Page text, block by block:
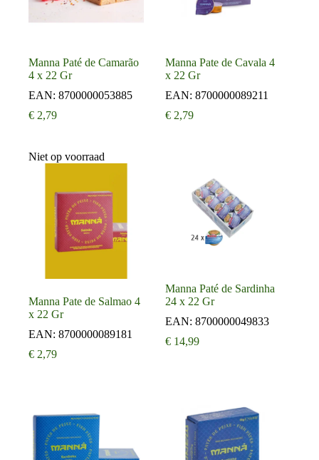
Manna Paté de Camarão
4 x 22 Gr
EAN: 8700000053885
€ 2,79
Manna Pate de Cavala 4
x 22 Gr
EAN:8700000089211
€ 2,79
Niet op voorraad
Manna Pate de Salmao 4
x 22 Gr
EAN: 8700000089181
€ 2,79
Manna Paté de Sardinha
24 x 22 Gr
EAN:8700000049833
€ 14,99